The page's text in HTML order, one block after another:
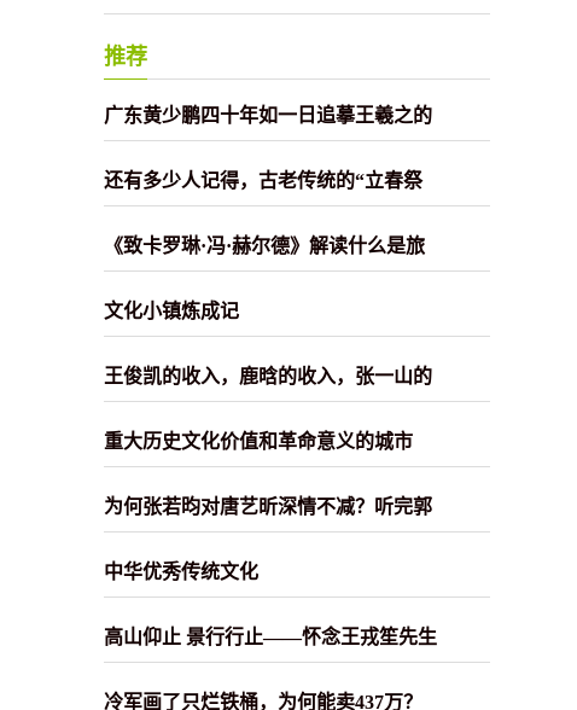
推荐
广东黄少鹏四十年如一日追摹王羲之的
还有多少人记得，古老传统的“立春祭
《致卡罗琳·冯·赫尔德》解读什么是旅
文化小镇炼成记
王俊凯的收入，鹿晗的收入，张一山的
重大历史文化价值和革命意义的城市
为何张若昀对唐艺昕深情不减？听完郭
中华优秀传统文化
高山仰止 景行行止——怀念王戎笙先生
冷军画了只烂铁桶，为何能卖437万？